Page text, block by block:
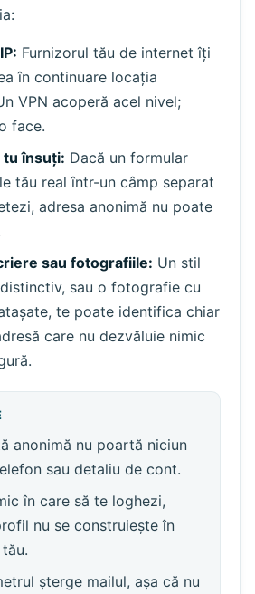
Furnizorul tău de internet îți
în continuare locația
VPN acoperă acel nivel;
face.
însuți: Dacă un formular
tău real într-un câmp separat
adresa anonimă nu poate
sau fotografiile: Un stil
sau o fotografie cu
te poate identifica chiar
care nu dezvăluie nimic
anonimă nu poartă niciun
sau detaliu de cont.
în care să te loghezi,
nu se construiește în
șterge mailul, așa că nu